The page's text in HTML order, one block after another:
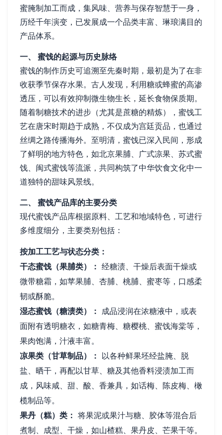
蜜腌制加工而成，集风味、营养与保存智慧于一身，
历经千年演变，已发展成一个品类丰富、琳琅满目的
产品体系。
一、 蜜饯的起源与历史脉络
蜜饯的制作历史可追溯至先秦时期，最初是为了在非
收获季节保存水果。古人发现，利用糖或蜂蜜的高渗
透压，可以有效抑制微生物生长，延长食物保质期。
随着制糖技术的进步（尤其是蔗糖的精炼），蜜饯工
艺在唐宋时期趋于成熟，不仅成为宫廷贡品，也通过
丝绸之路传播海外。至明清，蜜饯已深入民间，形成
了鲜明的地方特色，如北京果脯、广式凉果、苏式蜜
饯、闽式蜜饯等流派，共同构筑了中华饮食文化中一
道独特的甜味风景线。
二、 蜜饯产品库的主要分类
现代蜜饯产品库根据原料、工艺和地域特色，可进行
多维度细分，主要类别包括：
按加工工艺与状态分类：
干态蜜饯（果脯类）： 经糖渍、干燥后表面干燥或
微带糖霜，如苹果脯、杏脯、桃脯、蜜枣等，口感柔
韧或酥脆。
湿态蜜饯（糖渍类）： 成品浸润在浓糖液中，或表
面附有透明糖衣，如糖青梅、糖樱桃、蜜饯海棠等，
果肉饱满，汁液丰富。
凉果类（甘草制品）： 以各种鲜果坯经盐腌、脱
盐、晒干，再配以甘草、糖及其他香料浸渍加工而
成，风味咸、甜、酸、香兼具，如话梅、陈皮梅、橄
榄制品等。
果丹（糕）类： 将果泥或果汁与糖、胶体等混合后
煮制、成型、干燥，如山楂糕、果丹皮、芒果干等。